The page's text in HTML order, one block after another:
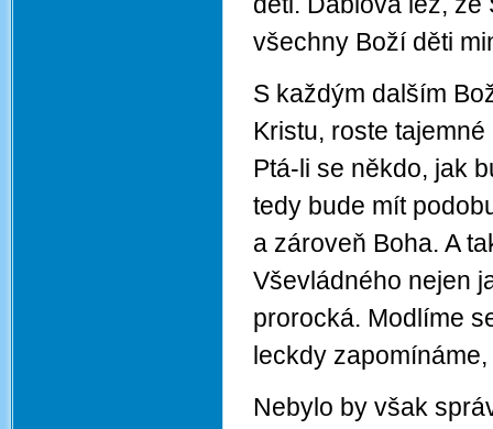
všechny Boží děti
S každým dalším
Kristu, roste
Ptá-li se někdo, jak
tedy bude mít
a zároveň Boha. A
Vševládného nejen
prorocká. Modlíme
leckdy
Nebylo by však